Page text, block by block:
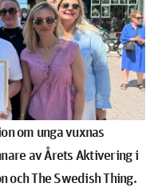
om unga vuxnas
av Årets Aktivering i
och The Swedish Thing.